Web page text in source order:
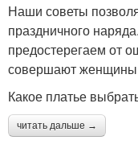
Наши советы
праздничного
предостерегаем от
совершают женщины
Какое платье
читать дальше →